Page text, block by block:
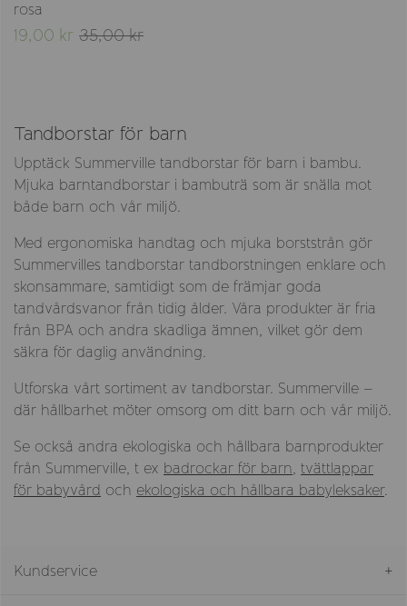
rosa
19,00 kr 35,00 kr
Tandborstar för barn
Upptäck Summerville tandborstar för barn i bambu.
Mjuka barntandborstar i bambuträ som är snälla mot
både barn och vår miljö.
Med ergonomiska handtag och mjuka borststrån gör
Summervilles tandborstar tandborstningen enklare och
skonsammare, samtidigt som de främjar goda
tandvårdsvanor från tidig ålder. Våra produkter är fria
från BPA och andra skadliga ämnen, vilket gör dem
säkra för daglig användning.
Utforska vårt sortiment av tandborstar. Summerville –
där hållbarhet möter omsorg om ditt barn och vår miljö.
Se också andra ekologiska och hållbara barnprodukter
från Summerville, t ex badrockar för barn tvättlappar
för babyvård och ekologiska och hållbara babyleksaker.
Kundservice